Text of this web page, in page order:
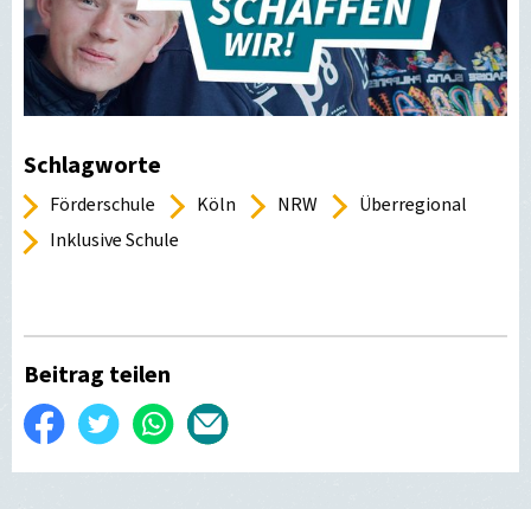
Schlagworte
Förderschule Köln NRW
Überregional
Inklusive Schule
Beitrag teilen
Auf
Facebook
Twittern WhatsApp
E-